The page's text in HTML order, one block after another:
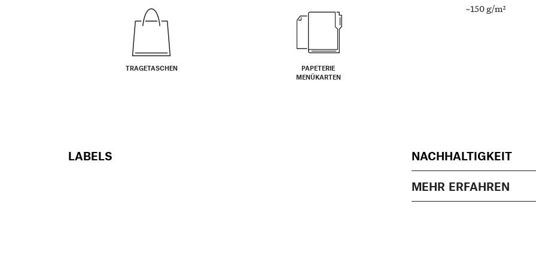
TRAGETASCHEN
PAPETERIE
MENÜKARTEN
~150 g/m²
LABELS NACHHALTIGKEIT
MEHR ERFAHREN